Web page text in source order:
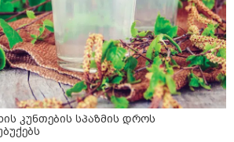
კუნთების სპაზმის დროს